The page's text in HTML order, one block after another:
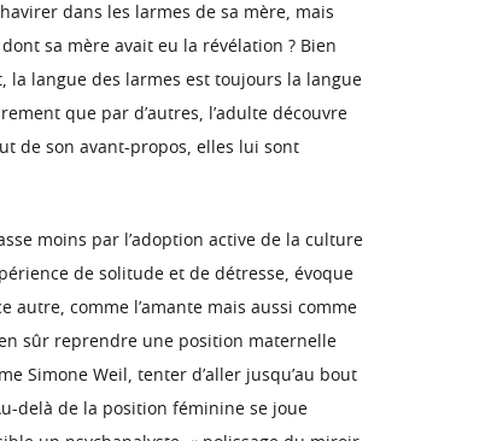
dans les larmes de sa mère, mais
sa mère avait eu la révélation ? Bien
la langue des larmes est toujours la langue
que par d’autres, l’adulte découvre
de son avant-propos, elles lui sont
moins par l’adoption active de la culture
de solitude et de détresse, évoque
comme l’amante mais aussi comme
sûr reprendre une position maternelle
Simone Weil, tenter d’aller jusqu’au bout
delà de la position féminine se joue